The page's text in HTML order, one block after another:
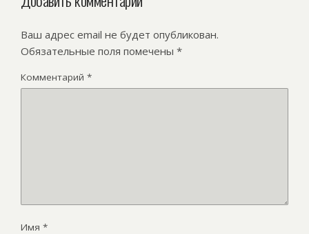
Ваш адрес email не будет опубликован.
Обязательные поля помечены *
Комментарий *
Имя *